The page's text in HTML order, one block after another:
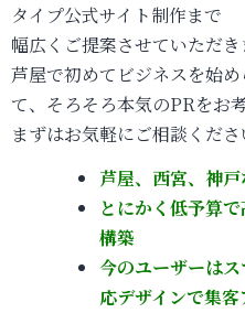
タイプ公式サイト制作まで
幅広くご提案させていただき
芦屋で初めてビジネスを始
て、そろそろ本気のPRをお
まずはお気軽にご相談くださ
芦屋、西宮、神
とにかく低予算
構築
今のユーザーは
応デザインで集客